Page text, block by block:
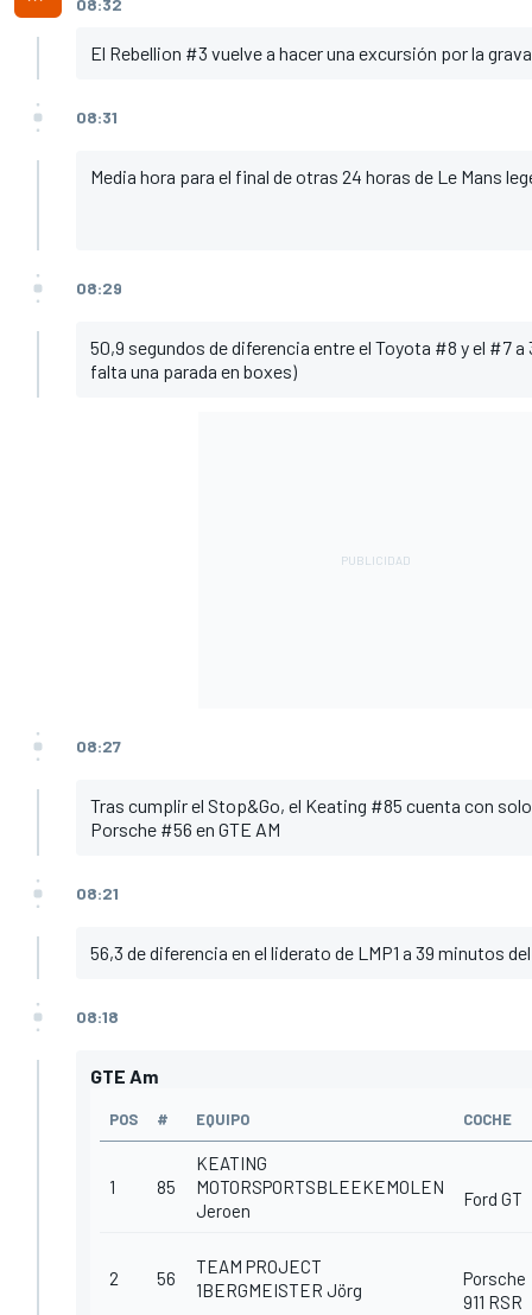
08:32
El Rebellion #3 vuelve a hacer una excursión por la grava
08:31
Media hora para el final de otras 24 horas de Le Mans
08:29
50,9 segundos de diferencia entre el Toyota #8 y el #7 a
falta una parada en boxes)
08:27
Tras cumplir el Stop&Go, el Keating #85 cuenta con
Porsche #56 en GTE AM
08:21
56,3 de diferencia en el liderato de LMP1 a 39 minutos
08:18
GTE Am
POS # EQUIPO COCHE
1 85
KEATING
MOTORSPORTSBLEEKEMOLEN
Jeroen
Ford GT
2 56
TEAM PROJECT
1BERGMEISTER Jörg
Porsche
911 RSR